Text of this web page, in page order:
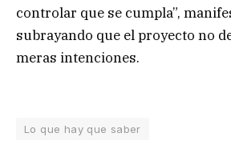
controlar que se cumpla”,
subrayando que el proyecto no
meras intenciones.
Lo que hay que saber